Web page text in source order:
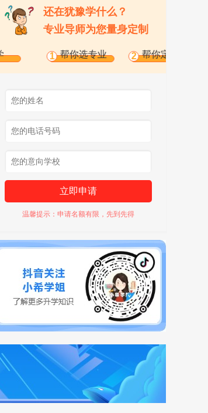
还在犹豫学什么？
专业导师为您量身定制
1 帮你选专业 2 帮你定学校
立即申请
温馨提示：申请名额有限，先到先得